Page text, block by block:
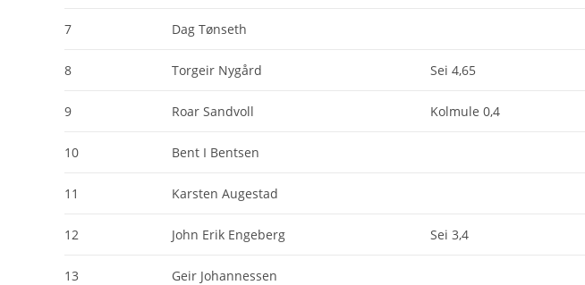
7 Dag Tønseth
8 Torgeir Nygård Sei 4,65
9 Roar Sandvoll Kolmule 0,4
10 Bent I Bentsen
11 Karsten Augestad
12 John Erik Engeberg Sei 3,4
13 Geir Johannessen